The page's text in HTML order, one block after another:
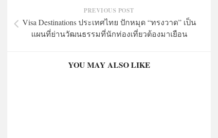
PREVIOUS POST
Visa Destinations ประเทศไทย ปักหมุด “ทรงวาด” เป็น
แผนที่ย่านวัฒนธรรมที่นักท่องเที่ยวต้องมาเยือน
YOU MAY ALSO LIKE